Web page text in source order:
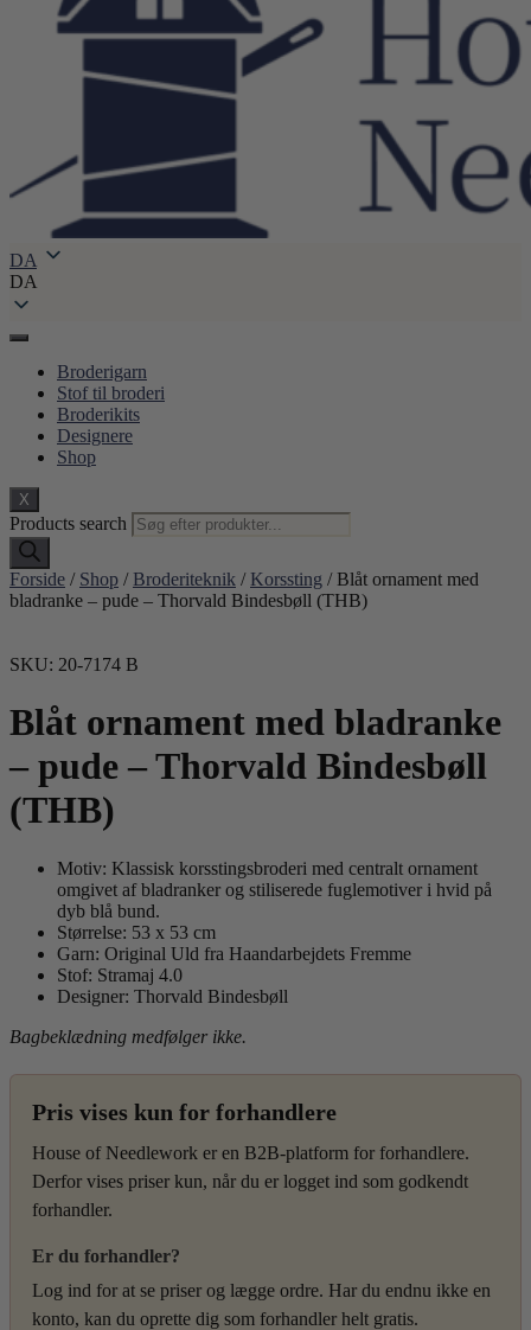
DA
DA
Broderigarn
Stof til broderi
Broderikits
Designere
Shop
X
Products search
Forside / Shop / Broderiteknik / Korssting / Blåt ornament med
bladranke – pude – Thorvald Bindesbøll (THB)
SKU: 20-7174 B
Blåt ornament med bladranke
– pude – Thorvald Bindesbøll
(THB)
Motiv: Klassisk korsstingsbroderi med centralt ornament
omgivet af bladranker og stiliserede fuglemotiver i hvid på
dyb blå bund.
Størrelse: 53 x 53 cm
Garn: Original Uld fra Haandarbejdets Fremme
Stof: Stramaj 4.0
Designer: Thorvald Bindesbøll
Bagbeklædning medfølger ikke.
Pris vises kun for forhandlere
House of Needlework er en B2B-platform for forhandlere.
Derfor vises priser kun, når du er logget ind som godkendt
forhandler.
Er du forhandler?
Log ind for at se priser og lægge ordre. Har du endnu ikke en
konto, kan du oprette dig som forhandler helt gratis.